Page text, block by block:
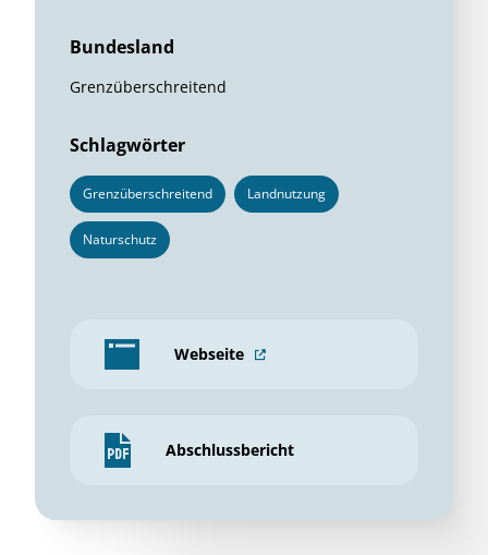
Bundesland
Grenzüberschreitend
Schlagwörter
Grenzüberschreitend Landnutzung
Naturschutz
Webseite
Abschlussbericht